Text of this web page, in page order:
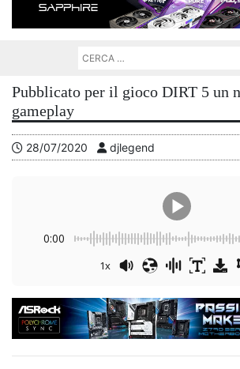
Pubblicato per il gioco DIRT 5 un
gameplay
28/07/2020 djlegend
0:00
1x